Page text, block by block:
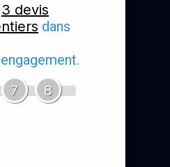
3 devis
dans
7 8